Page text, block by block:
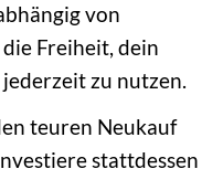
von
Freiheit, dein
zu nutzen.
teuren Neukauf
stattdessen